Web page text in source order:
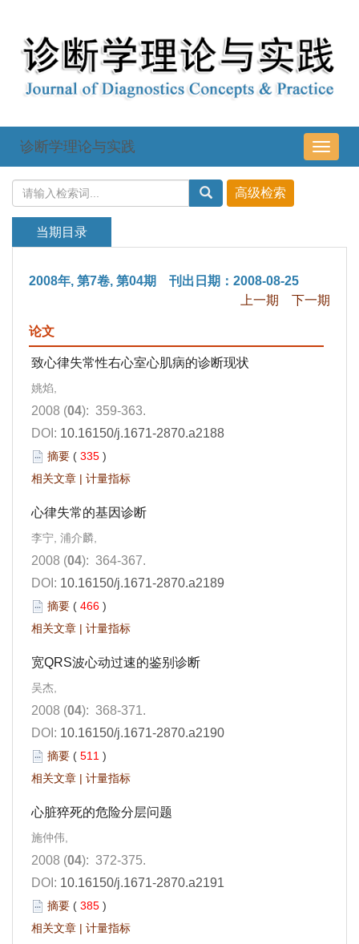
导
航
诊断学理论与实践
当期目录
2008年, 第7卷, 第04期 刊出日期：2008-08-25
上一期
下一期
论文
致心律失常性右心室心肌病的诊断现状
姚焰,
2008 (04): 359-363.
DOI: 10.16150/j.1671-2870.a2188
摘要 ( 335 )
相关文章 | 计量指标
心律失常的基因诊断
李宁, 浦介麟,
2008 (04): 364-367.
DOI: 10.16150/j.1671-2870.a2189
摘要 ( 466 )
相关文章 | 计量指标
宽QRS波心动过速的鉴别诊断
吴杰,
2008 (04): 368-371.
DOI: 10.16150/j.1671-2870.a2190
摘要 ( 511 )
相关文章 | 计量指标
心脏猝死的危险分层问题
施仲伟,
2008 (04): 372-375.
DOI: 10.16150/j.1671-2870.a2191
摘要 ( 385 )
相关文章 | 计量指标